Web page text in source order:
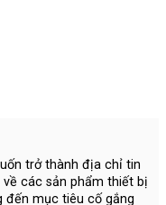
trở thành địa chỉ tin
các sản phẩm thiết bị
đến mục tiêu cố gắng